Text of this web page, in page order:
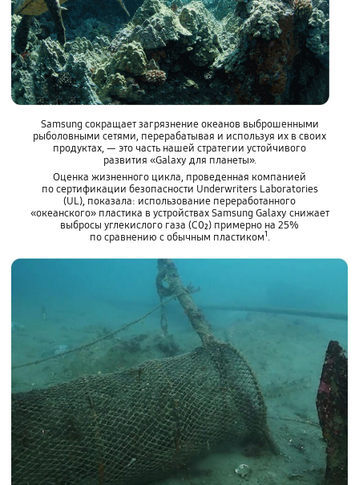
Samsung сокращает загрязнение океанов выброшенными
рыболовными сетями, перерабатывая и используя их в своих
продуктах, — это часть нашей стратегии устойчивого
развития «Galaxy для планеты».
Оценка жизненного цикла, проведенная компанией
по сертификации безопасности Underwriters Laboratories
(UL), показала: использование переработанного
«океанского» пластика в устройствах Samsung Galaxy снижает
выбросы углекислого газа (C0₂) примерно на 25%
по сравнению с обычным пластиком¹.